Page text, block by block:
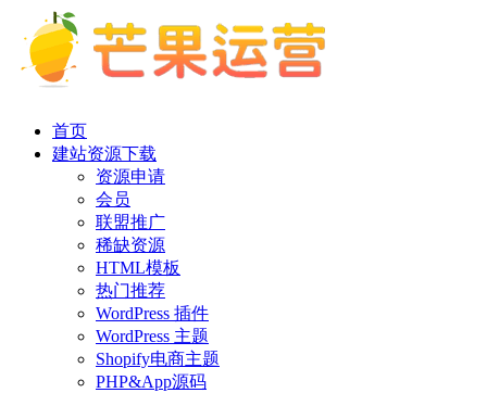
首页
建站资源下载
资源申请
会员
联盟推广
稀缺资源
HTML模板
热门推荐
WordPress 插件
WordPress 主题
Shopify电商主题
PHP&App源码